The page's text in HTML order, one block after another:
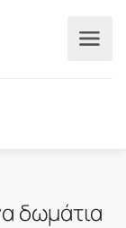
δωμάτια